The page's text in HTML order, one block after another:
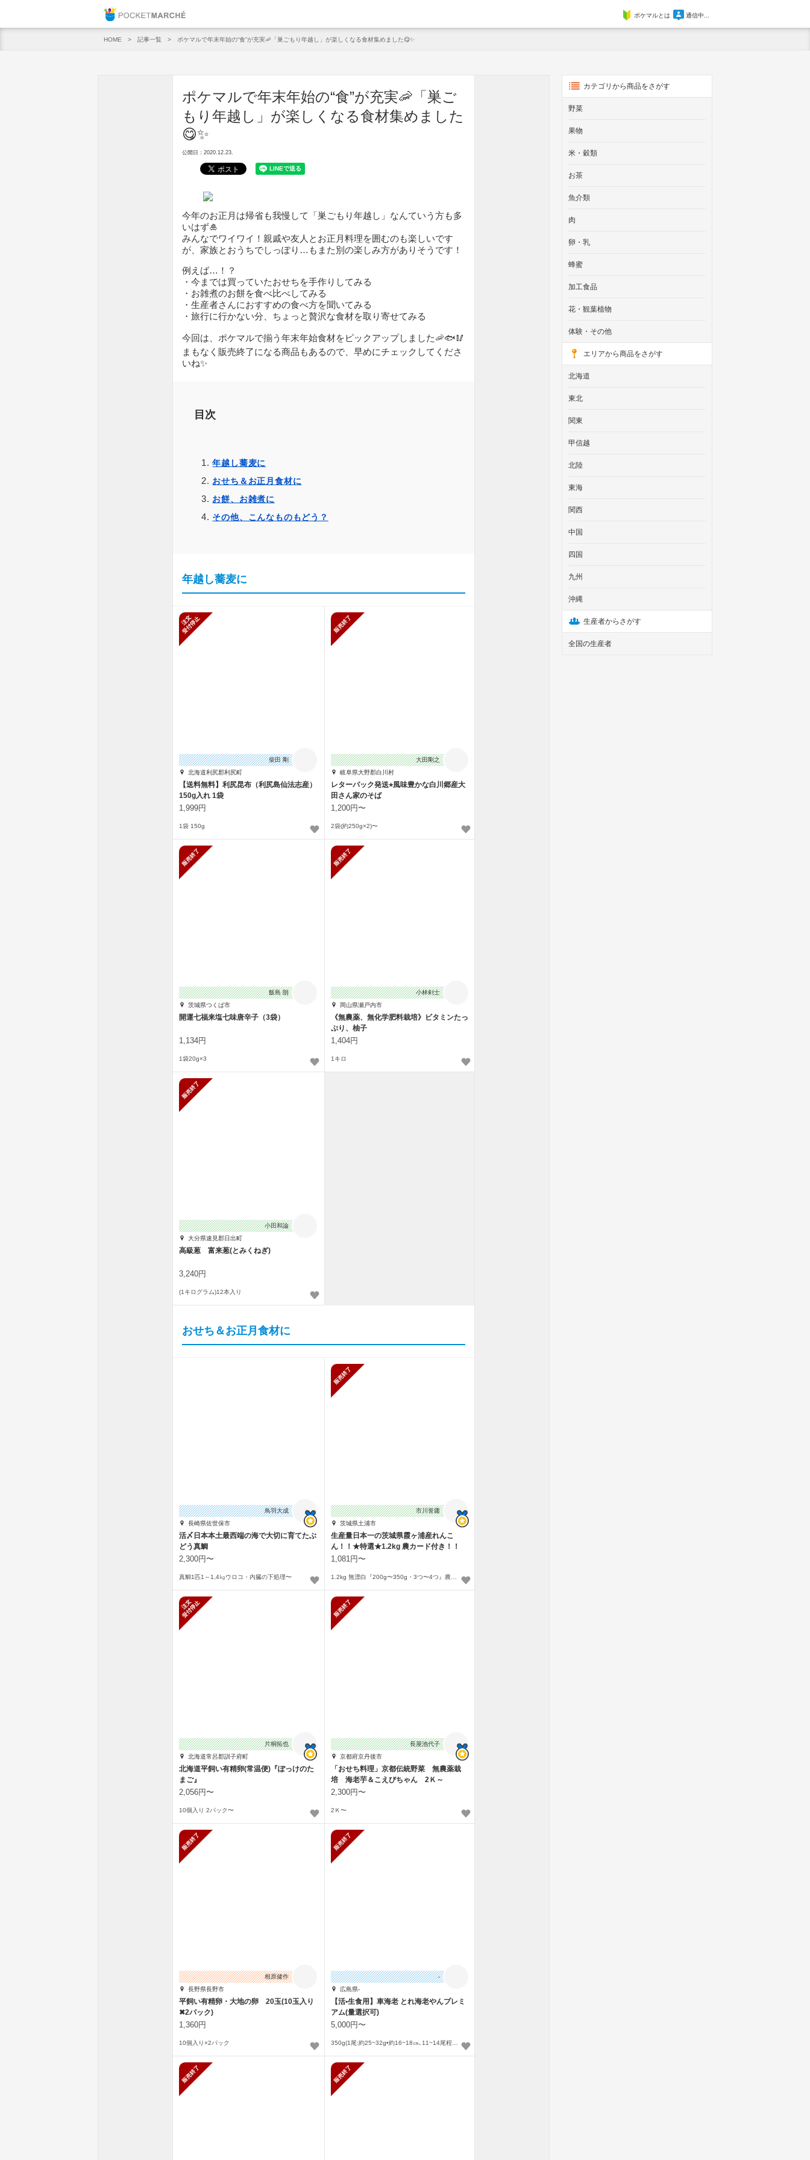
ポケマルとは 通信中...
HOME 記事一覧 ポケマルで年末年始の“食”が充実🦐「巣ごもり年越し」が楽しくなる食材集めました😋✨
ポケマルで年末年始の“食”が充実🦐「巣ご
もり年越し」が楽しくなる食材集めました
😋✨
公開日：2020.12.23.
今年のお正月は帰省も我慢して「巣ごもり年越し」なんていう方も多
いはず🎍
みんなでワイワイ！親戚や友人とお正月料理を囲むのも楽しいです
が、家族とおうちでしっぽり…もまた別の楽しみ方がありそうです！
例えば…！？
・今までは買っていたおせちを手作りしてみる
・お雑煮のお餅を食べ比べしてみる
・生産者さんにおすすめの食べ方を聞いてみる
・旅行に行かない分、ちょっと贅沢な食材を取り寄せてみる
今回は、ポケマルで揃う年末年始食材をピックアップしました🦐🐟🥢
まもなく販売終了になる商品もあるので、早めにチェックしてくださ
いね✨
目次
年越し蕎麦に
おせち＆お正月食材に
お餅、お雑煮に
その他、こんなものもどう？
年越し蕎麦に
柴田 剛
北海道利尻郡利尻町
【送料無料】利尻昆布（利尻島仙法志産）
150g入れ 1袋
1,999円
1袋 150g
大田剛之
岐阜県大野郡白川村
レターパック発送⭐︎風味豊かな白川郷産大
田さん家のそば
1,200円〜
2袋(約250g×2)〜
飯島 朗
茨城県つくば市
開運七福来塩七味唐辛子（3袋）
1,134円
1袋20g×3
小林剣士
岡山県瀬戸内市
《無農薬、無化学肥料栽培》ビタミンたっ
ぷり、柚子
1,404円
1キロ
小田和論
大分県速見郡日出町
高級葱 富来葱(とみくねぎ)
3,240円
(1キログラム)12本入り
おせち＆お正月食材に
鳥羽大成
長崎県佐世保市
活〆日本本土最西端の海で大切に育てたぶ
どう真鯛
2,300円〜
真鯛1匹1～1,4㎏ウロコ・内臓の下処理〜
市川誉庸
茨城県土浦市
生産量日本一の茨城県霞ヶ浦産れんこ
ん！！★特選★1.2kg 農カード付き！！
1,081円〜
片桐拓也
北海道常呂郡訓子府町
北海道平飼い有精卵(常温便)『ぽっけのた
まご』
2,056円〜
10個入り 2パック〜
長屋池代子
京都府京丹後市
「おせち料理」京都伝統野菜 無農薬栽
培 海老芋＆こえびちゃん 2Ｋ～
2,300円〜
2Ｋ〜
相原健作
長野県長野市
平飼い有精卵・大地の卵 20玉(10玉入り
✖2パック)
1,360円
10個入り×2パック
-
広島県-
【活•生食用】車海老 とれ海老やんプレミ
アム(量選択可)
5,000円〜
カテゴリから商品をさがす
野菜
果物
米・穀類
お茶
魚介類
肉
卵・乳
蜂蜜
加工食品
花・観葉植物
体験・その他
エリアから商品をさがす
北海道
東北
関東
甲信越
北陸
東海
関西
中国
四国
九州
沖縄
生産者からさがす
全国の生産者